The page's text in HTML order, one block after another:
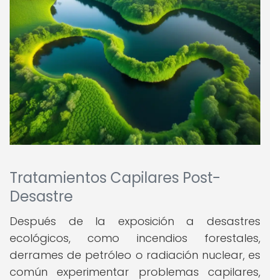
Tratamientos Capilares Post-
Desastre
Después de la exposición a desastres
ecológicos, como incendios forestales,
derrames de petróleo o radiación nuclear, es
común experimentar problemas capilares,